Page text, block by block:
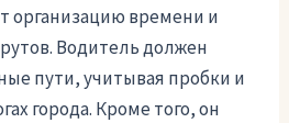
организацию времени и
Водитель должен
пути, учитывая пробки и
города. Кроме того, он